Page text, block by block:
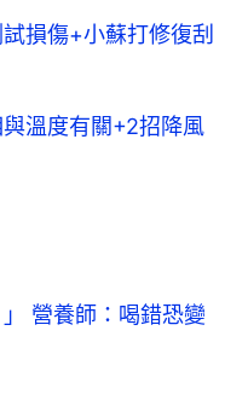
損傷+小蘇打修復刮
溫度有關+2招降風
營養師：喝錯恐變